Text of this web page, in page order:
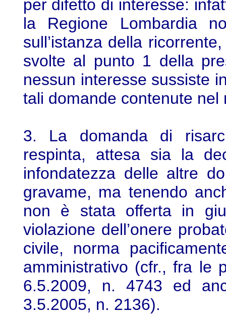
per difetto di interesse:
la Regione Lombardia
sull’istanza della
svolte al punto 1 della
nessun interesse sussiste
tali domande contenute nel
3. La domanda di
respinta, attesa sia la
infondatezza delle altre
gravame, ma tenendo
non è stata offerta in
violazione dell’onere
civile, norma
amministrativo (cfr., fra le
6.5.2009, n. 4743 ed
3.5.2005, n. 2136).